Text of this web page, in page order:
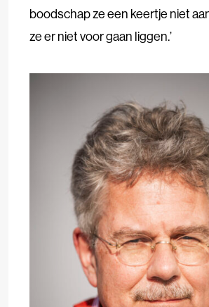
boodschap ze een keertje niet
ze er niet voor gaan liggen.’